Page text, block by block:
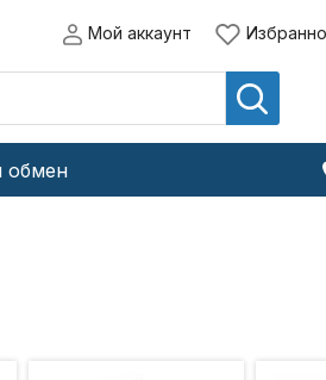
Мой аккаунт
обмен